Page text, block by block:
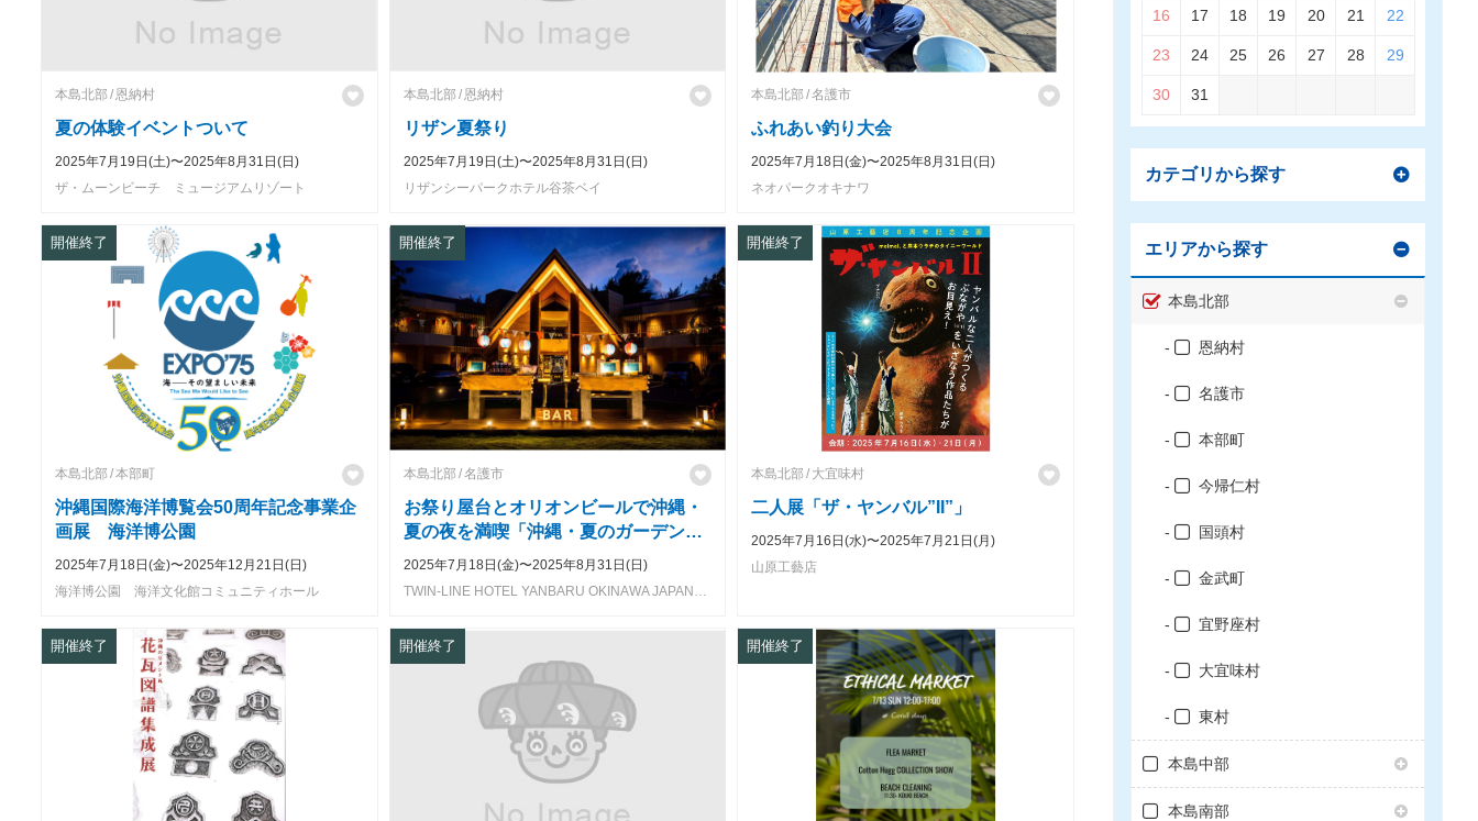
本島北部 恩納村
夏の体験イベントついて
2025年7月19日(土)〜2025年8月31日(日)
ザ・ムーンビーチ ミュージアムリゾート
本島北部 恩納村
リザン夏祭り
2025年7月19日(土)〜2025年8月31日(日)
リザンシーパークホテル谷茶ベイ
本島北部 名護市
ふれあい釣り大会
2025年7月18日(金)〜2025年8月31日(日)
ネオパークオキナワ
開催終了
本島北部 本部町
沖縄国際海洋博覧会50周年記念事業企
画展 海洋博公園
2025年7月18日(金)〜2025年12月21日(日)
海洋博公園 海洋文化館コミュニティホール
開催終了
本島北部 名護市
お祭り屋台とオリオンビールで沖縄・
夏の夜を満喫「沖縄・夏のガーデン
フェス Discover Okinawa -
2025年7月18日(金)〜2025年8月31日(日)
TWIN-LINE HOTEL YANBARU OKINAWA JAPAN ガーデンエリア
開催終了
本島北部 大宜味村
二人展「ザ・ヤンバル”II”」
2025年7月16日(水)〜2025年7月21日(月)
山原工藝店
開催終了 開催終了 開催終了
16 17 18 19 20 21 22
23 24 25 26 27 28 29
30 31
カテゴリから探す
エリアから探す
本島北部
恩納村
名護市
本部町
今帰仁村
国頭村
金武町
宜野座村
大宜味村
東村
本島中部
本島南部